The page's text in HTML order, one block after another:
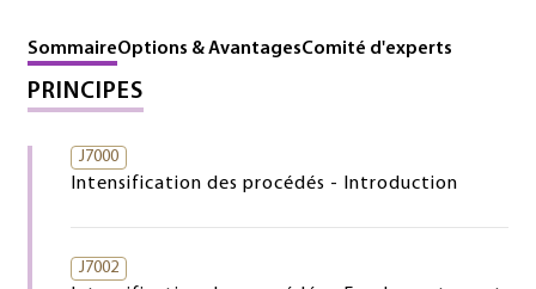
SommaireOptions & AvantagesComité d'experts
PRINCIPES
J7000
Intensification des procédés - Introduction
J7002